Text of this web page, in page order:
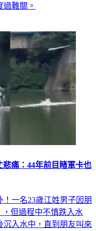
難關。
痛：44年前目睹軍卡也
一名23歲江姓男子因朋
但過程中不慎跌入水
沉入水中，直到朋友叫來